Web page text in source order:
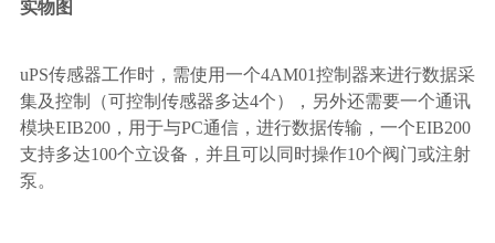
实物图
uPS传感器工作时，需使用一个4AM01控制器来进行数据采
集及控制（可控制传感器多达4个），另外还需要一个通讯
模块EIB200 ，用于与PC通信，进行数据传输，一个EIB200
支持多达100个立设备，并且可以同时操作10个阀门或注射
泵。